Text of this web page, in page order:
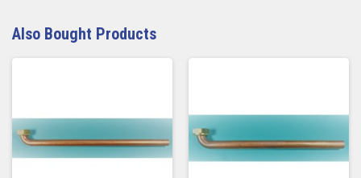
Also Bought Products